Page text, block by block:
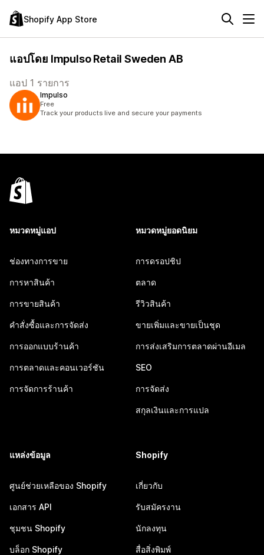
Shopify App Store
แอปโดย Impulso Retail Sweden AB
แอป 1 รายการ
Impulso
Free
Track your products live and secure your payments
หมวดหมู่แอป
ช่องทางการขาย
การหาสินค้า
การขายสินค้า
คำสั่งซื้อและการจัดส่ง
การออกแบบร้านค้า
การตลาดและคอนเวอร์ชัน
การจัดการร้านค้า
หมวดหมู่ยอดนิยม
การดรอปชิป
ตลาด
รีวิวสินค้า
ขายเพิ่มและขายเป็นชุด
การส่งเสริมการตลาดผ่านอีเมล
SEO
การจัดส่ง
สกุลเงินและการแปล
แหล่งข้อมูล
ศูนย์ช่วยเหลือของ Shopify
เอกสาร API
ชุมชน Shopify
บล็อก Shopify
Shopify
เกี่ยวกับ
รับสมัครงาน
นักลงทุน
สื่อสิ่งพิมพ์